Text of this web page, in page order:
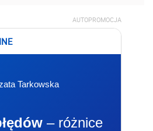
AUTOPROMOCJA
Tarkowska
– różnice